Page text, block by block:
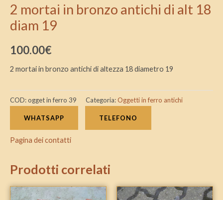
2 mortai in bronzo antichi di alt 18
diam 19
100.00€
2 mortai in bronzo antichi di altezza 18 diametro 19
COD:ogget in ferro 39 Categoria: Oggetti in ferro antichi
WHATSAPP TELEFONO
Pagina dei contatti
Prodotti correlati